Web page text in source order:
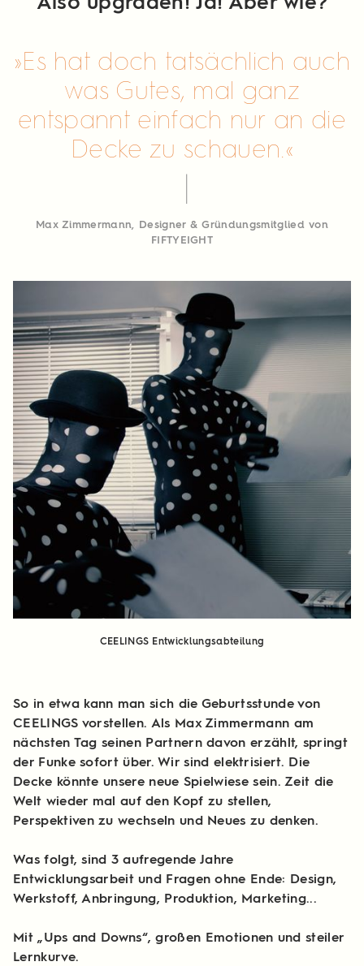
Es hat doch tatsächlich auch
was Gutes, mal ganz
entspannt einfach nur an die
Decke zu schauen.
Max Zimmermann, Designer & Gründungsmitglied von
FIFTYEIGHT
CEELINGS Entwicklungsabteilung
So in etwa kann man sich die Geburtsstunde von
CEELINGS vorstellen. Als Max Zimmermann am
nächsten Tag seinen Partnern davon erzählt, springt
der Funke sofort über. Wir sind elektrisiert. Die
Decke könnte unsere neue Spielwiese sein. Zeit die
Welt wieder mal auf den Kopf zu stellen,
Perspektiven zu wechseln und Neues zu denken.
Was folgt, sind 3 aufregende Jahre
Entwicklungsarbeit und Fragen ohne Ende: Design,
Werkstoff, Anbringung, Produktion, Marketing...
Mit „Ups and Downs“, großen Emotionen und steiler
Lernkurve.